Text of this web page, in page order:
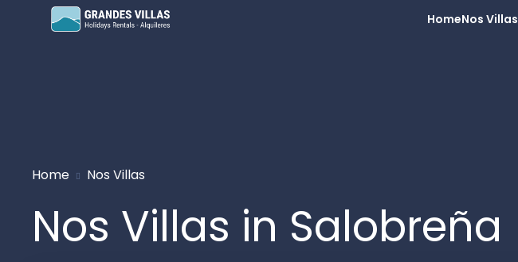
Grandes Villas HomeNos Villas
Home Nos Villas
Nos Villas in Salobreña